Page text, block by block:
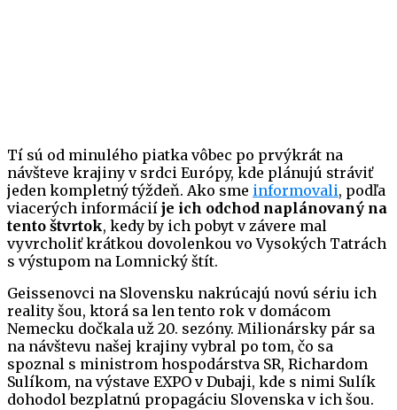
Tí sú od minulého piatka vôbec po prvýkrát na
návšteve krajiny v srdci Európy, kde plánujú stráviť
jeden kompletný týždeň. Ako sme informovali, podľa
viacerých informácií je ich odchod naplánovaný na
tento štvrtok, kedy by ich pobyt v závere mal
vyvrcholiť krátkou dovolenkou vo Vysokých Tatrách
s výstupom na Lomnický štít.
Geissenovci na Slovensku nakrúcajú novú sériu ich
reality šou, ktorá sa len tento rok v domácom
Nemecku dočkala už 20. sezóny. Milionársky pár sa
na návštevu našej krajiny vybral po tom, čo sa
spoznal s ministrom hospodárstva SR, Richardom
Sulíkom, na výstave EXPO v Dubaji, kde s nimi Sulík
dohodol bezplatnú propagáciu Slovenska v ich šou.